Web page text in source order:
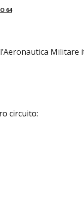
64
circuito: